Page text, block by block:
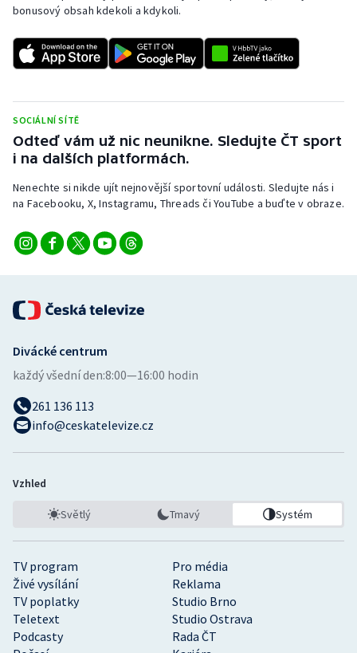
bonusový obsah kdekoli a kdykoli.
SOCIÁLNÍ SÍTĚ
Odteď vám už nic neunikne. Sledujte ČT sport
i na dalších platformách.
Nenechte si nikde ujít nejnovější sportovní události. Sledujte nás i
na Facebooku, X, Instagramu, Threads či YouTube a buďte v obraze.
TV program
Pro média
Živé vysílání
Reklama
TV poplatky
Studio Brno
Teletext
Studio Ostrava
Podcasty
Rada ČT
Divácké centrum
každý všední den:8:00—16:00 hodin
261 136 113
info@ceskatelevize.cz
Vzhled
Světlý Tmavý Systém